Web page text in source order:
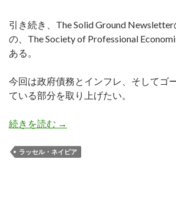
引き続き、The Solid Ground
の、The Society of Professional
ある。
今回は政府債務とインフレ、そしてゴ
ている部分を取り上げたい。
続きを読む ネイピア氏: 政府はインフ
→
ラッセル・ネイピア